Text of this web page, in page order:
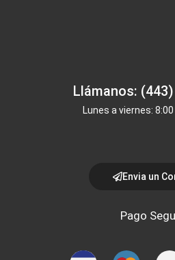
Llámanos:
Lunes a viernes: 8:00
Envia un
Pago